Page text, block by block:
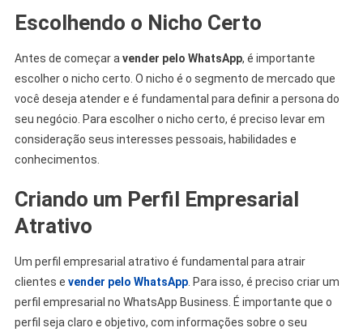
Escolhendo o Nicho Certo
Antes de começar avender pelo WhatsApp, é importante
escolher o nicho certo. O nicho é o segmento de mercado que
você deseja atender e é fundamental para definir a persona do
seu negócio. Para escolher o nicho certo, é preciso levar em
consideração seus interesses pessoais, habilidades e
conhecimentos.
Criando um Perfil Empresarial
Atrativo
Um perfil empresarial atrativo é fundamental para atrair
clientes e vender pelo WhatsApp. Para isso, é preciso criar um
perfil empresarial no WhatsApp Business. É importante que o
perfil seja claro e objetivo, com informações sobre o seu